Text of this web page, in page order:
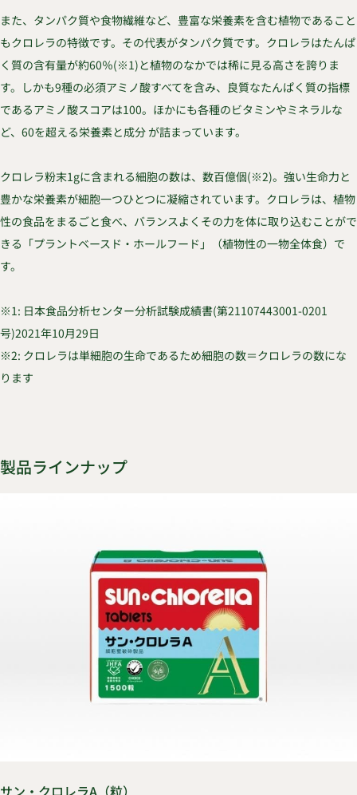
また、タンパク質や食物繊維など、豊富な栄養素を含む植物であること
もクロレラの特徴です。その代表がタンパク質です。クロレラはたんぱ
く質の含有量が約60％(※1)と植物のなかでは稀に見る高さを誇りま
す。しかも9種の必須アミノ酸すべてを含み、良質なたんぱく質の指標
であるアミノ酸スコアは100。ほかにも各種のビタミンやミネラルな
ど、60を超える栄養素と成分 が詰まっています。
クロレラ粉末1gに含まれる細胞の数は、数百億個(※2)。強い生命力と
豊かな栄養素が細胞一つひとつに凝縮されています。クロレラは、植物
性の食品をまるごと食べ、バランスよくその力を体に取り込むことがで
きる「プラントベースド・ホールフード」（植物性の一物全体食）で
す。
※1: 日本食品分析センター分析試験成績書(第21107443001-0201
号)2021年10月29日
※2: クロレラは単細胞の生命であるため細胞の数＝クロレラの数にな
ります
製品ラインナップ